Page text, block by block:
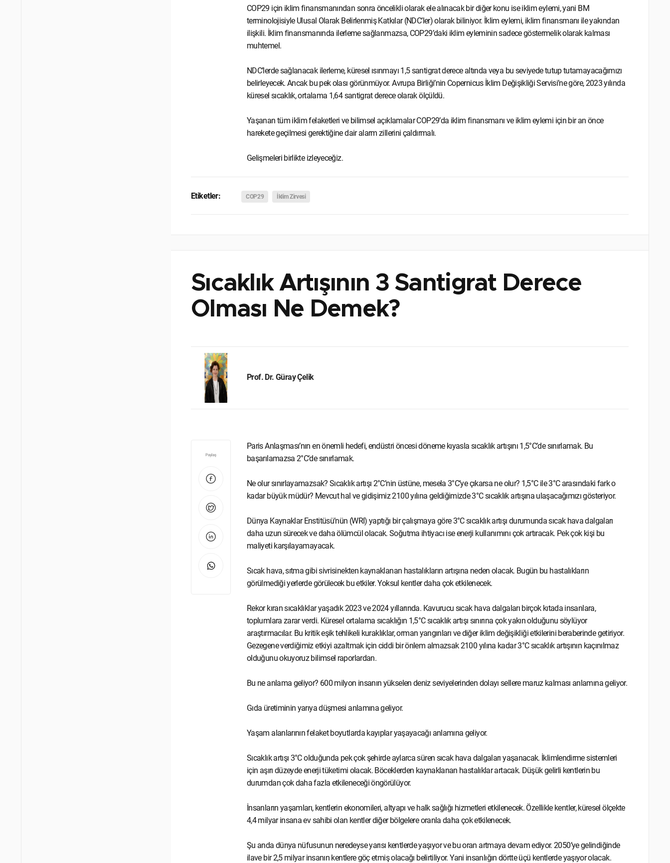
COP29 için iklim finansmanından sonra öncelikli olarak ele alınacak bir diğer konu ise iklim eylemi, yani BM
terminolojisiyle Ulusal Olarak Belirlenmiş Katkılar (NDC’ler) olarak biliniyor. İklim eylemi, iklim finansmanı ile yakından
ilişkili. İklim finansmanında ilerleme sağlanmazsa, COP29’daki iklim eyleminin sadece göstermelik olarak kalması
muhtemel.
NDC’lerde sağlanacak ilerleme, küresel ısınmayı 1,5 santigrat derece altında veya bu seviyede tutup tutamayacağımızı
belirleyecek. Ancak bu pek olası görünmüyor. Avrupa Birliği’nin Copernicus İklim Değişikliği Servisi’ne göre, 2023 yılında
küresel sıcaklık, ortalama 1,64 santigrat derece olarak ölçüldü.
Yaşanan tüm iklim felaketleri ve bilimsel açıklamalar COP29’da iklim finansmanı ve iklim eylemi için bir an önce
harekete geçilmesi gerektiğine dair alarm zillerini çaldırmalı.
Gelişmeleri birlikte izleyeceğiz.
Etiketler: COP29 İklim Zirvesi
Sıcaklık Artışının 3 Santigrat Derece
Olması Ne Demek?
Prof. Dr. Güray Çelik
Paylaş
Paris Anlaşması’nın en önemli hedefi, endüstri öncesi döneme kıyasla sıcaklık artışını 1,5°C’de sınırlamak. Bu
başarılamazsa 2°C’de sınırlamak.
Ne olur sınırlayamazsak? Sıcaklık artışı 2°C’nin üstüne, mesela 3°C’ye çıkarsa ne olur? 1,5°C ile 3°C arasındaki fark o
kadar büyük müdür? Mevcut hal ve gidişimiz 2100 yılına geldiğimizde 3°C sıcaklık artışına ulaşacağımızı gösteriyor.
Dünya Kaynaklar Enstitüsü’nün (WRI) yaptığı bir çalışmaya göre 3°C sıcaklık artışı durumunda sıcak hava dalgaları
daha uzun sürecek ve daha ölümcül olacak. Soğutma ihtiyacı ise enerji kullanımını çok artıracak. Pek çok kişi bu
maliyeti karşılayamayacak.
Sıcak hava, sıtma gibi sivrisinekten kaynaklanan hastalıkların artışına neden olacak. Bugün bu hastalıkların
görülmediği yerlerde görülecek bu etkiler. Yoksul kentler daha çok etkilenecek.
Rekor kıran sıcaklıklar yaşadık 2023 ve 2024 yıllarında. Kavurucu sıcak hava dalgaları birçok kıtada insanlara,
toplumlara zarar verdi. Küresel ortalama sıcaklığın 1,5°C sıcaklık artışı sınırına çok yakın olduğunu söylüyor
araştırmacılar. Bu kritik eşik tehlikeli kuraklıklar, orman yangınları ve diğer iklim değişikliği etkilerini beraberinde getiriyor.
Gezegene verdiğimiz etkiyi azaltmak için ciddi bir önlem almazsak 2100 yılına kadar 3°C sıcaklık artışının kaçınılmaz
olduğunu okuyoruz bilimsel raporlardan.
Bu ne anlama geliyor? 600 milyon insanın yükselen deniz seviyelerinden dolayı sellere maruz kalması anlamına geliyor.
Gıda üretiminin yarıya düşmesi anlamına geliyor.
Yaşam alanlarının felaket boyutlarda kayıplar yaşayacağı anlamına geliyor.
Sıcaklık artışı 3°C olduğunda pek çok şehirde aylarca süren sıcak hava dalgaları yaşanacak. İklimlendirme sistemleri
için aşırı düzeyde enerji tüketimi olacak. Böceklerden kaynaklanan hastalıklar artacak. Düşük gelirli kentlerin bu
durumdan çok daha fazla etkileneceği öngörülüyor.
İnsanların yaşamları, kentlerin ekonomileri, altyapı ve halk sağlığı hizmetleri etkilenecek. Özellikle kentler, küresel ölçekte
4,4 milyar insana ev sahibi olan kentler diğer bölgelere oranla daha çok etkilenecek.
Şu anda dünya nüfusunun neredeyse yarısı kentlerde yaşıyor ve bu oran artmaya devam ediyor. 2050’ye gelindiğinde
ilave bir 2,5 milyar insanın kentlere göç etmiş olacağı belirtiliyor. Yani insanlığın dörtte üçü kentlerde yaşıyor olacak.